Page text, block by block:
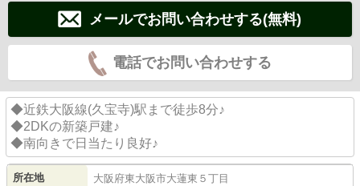
メールでお問い合わせする(無料)
電話でお問い合わせする
◆近鉄大阪線(久宝寺)駅まで徒歩8分♪
◆2DKの新築戸建♪
◆南向きで日当たり良好♪
所在地 大阪府東大阪市大蓮東 ５丁目